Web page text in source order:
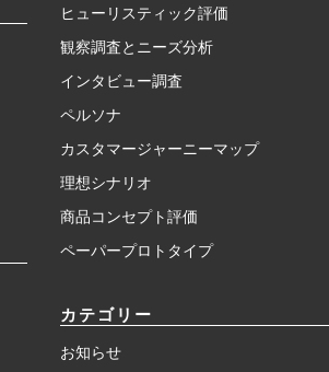
ヒューリスティック評価
観察調査とニーズ分析
インタビュー調査
ペルソナ
カスタマージャーニーマップ
理想シナリオ
商品コンセプト評価
ペーパープロトタイプ
カテゴリー
お知らせ